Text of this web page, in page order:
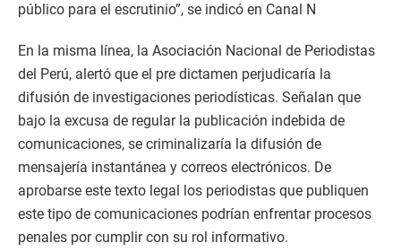
público para el escrutinio”, se indicó en Canal N
En la misma línea, la Asociación Nacional de Periodistas
del Perú, alertó que el pre dictamen perjudicaría la
difusión de investigaciones periodísticas. Señalan que
bajo la excusa de regular la publicación indebida de
comunicaciones, se criminalizaría la difusión de
mensajería instantánea y correos electrónicos. De
aprobarse este texto legal los periodistas que publiquen
este tipo de comunicaciones podrían enfrentar procesos
penales por cumplir con su rol informativo.